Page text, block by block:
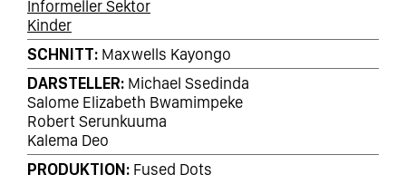
Informeller Sektor
Kinder
SCHNITT Maxwells Kayongo
DARSTELLER Michael Ssedinda
Salome Elizabeth Bwamimpeke
Robert Serunkuuma
Kalema Deo
PRODUKTION Fused Dots